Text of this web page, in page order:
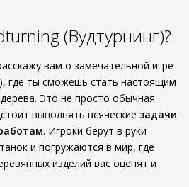
(Вудтурнинг)?
вам о замечательной игре
где ты сможешь стать настоящим
Это не просто обычная
выполнять всяческие задачи
. Игроки берут в руки
и погружаются в мир, где
изделий вас оценят и